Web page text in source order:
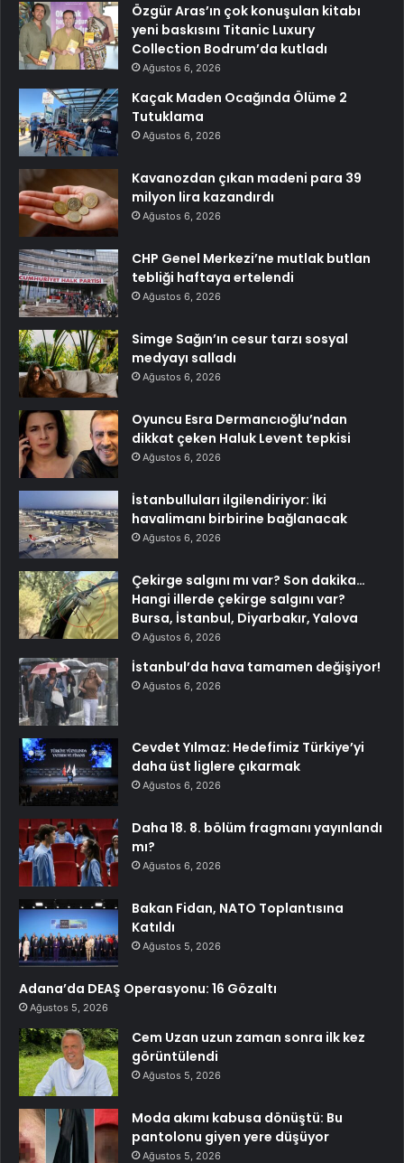
Özgür Aras’ın çok konuşulan kitabı
yeni baskısını Titanic Luxury
Collection Bodrum’da kutladı
Ağustos 6, 2026
Kaçak Maden Ocağında Ölüme 2
Tutuklama
Ağustos 6, 2026
Kavanozdan çıkan madeni para 39
milyon lira kazandırdı
Ağustos 6, 2026
CHP Genel Merkezi’ne mutlak butlan
tebliği haftaya ertelendi
Ağustos 6, 2026
Simge Sağın’ın cesur tarzı sosyal
medyayı salladı
Ağustos 6, 2026
Oyuncu Esra Dermancıoğlu’ndan
dikkat çeken Haluk Levent tepkisi
Ağustos 6, 2026
İstanbulluları ilgilendiriyor: İki
havalimanı birbirine bağlanacak
Ağustos 6, 2026
Çekirge salgını mı var? Son dakika…
Hangi illerde çekirge salgını var?
Bursa, İstanbul, Diyarbakır, Yalova
Ağustos 6, 2026
İstanbul’da hava tamamen değişiyor!
Ağustos 6, 2026
Cevdet Yılmaz: Hedefimiz Türkiye’yi
daha üst liglere çıkarmak
Ağustos 6, 2026
Daha 18. 8. bölüm fragmanı yayınlandı
mı?
Ağustos 6, 2026
Bakan Fidan, NATO Toplantısına
Katıldı
Ağustos 5, 2026
Adana’da DEAŞ Operasyonu: 16 Gözaltı
Ağustos 5, 2026
Cem Uzan uzun zaman sonra ilk kez
görüntülendi
Ağustos 5, 2026
Moda akımı kabusa dönüştü: Bu
pantolonu giyen yere düşüyor
Ağustos 5, 2026